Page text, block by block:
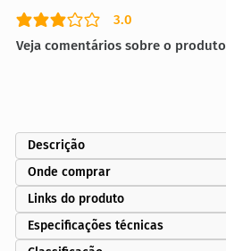
3.0
classificação média é 3 de 5
Veja comentários sobre o produto
Descrição
Onde comprar
Links do produto
Especificações técnicas